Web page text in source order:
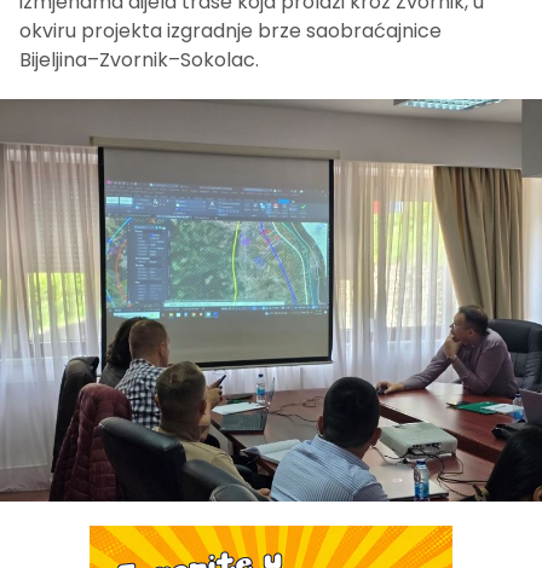
okviru projekta izgradnje brze saobraćajnice
Bijeljina–Zvornik–Sokolac.